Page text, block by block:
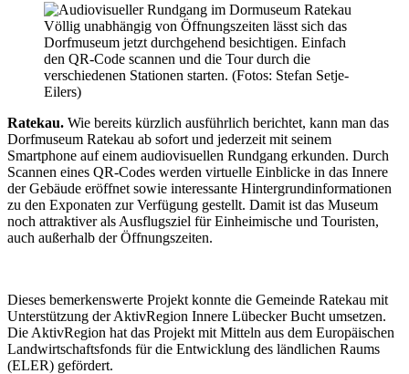
Völlig unabhängig von Öffnungszeiten lässt sich das
Dorfmuseum jetzt durchgehend besichtigen. Einfach
den QR-Code scannen und die Tour durch die
verschiedenen Stationen starten. (Fotos: Stefan Setje-
Eilers)
Ratekau. Wie bereits kürzlich ausführlich berichtet, kann man das
Dorfmuseum Ratekau ab sofort und jederzeit mit seinem
Smartphone auf einem audiovisuellen Rundgang erkunden. Durch
Scannen eines QR-Codes werden virtuelle Einblicke in das Innere
der Gebäude eröffnet sowie interessante Hintergrundinformationen
zu den Exponaten zur Verfügung gestellt. Damit ist das Museum
noch attraktiver als Ausflugsziel für Einheimische und Touristen,
auch außerhalb der Öffnungszeiten.
Dieses bemerkenswerte Projekt konnte die Gemeinde Ratekau mit
Unterstützung der AktivRegion Innere Lübecker Bucht umsetzen.
Die AktivRegion hat das Projekt mit Mitteln aus dem Europäischen
Landwirtschaftsfonds für die Entwicklung des ländlichen Raums
(ELER) gefördert.